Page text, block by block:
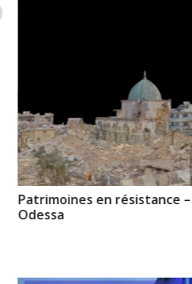
Patrimoines en résistance
Odessa